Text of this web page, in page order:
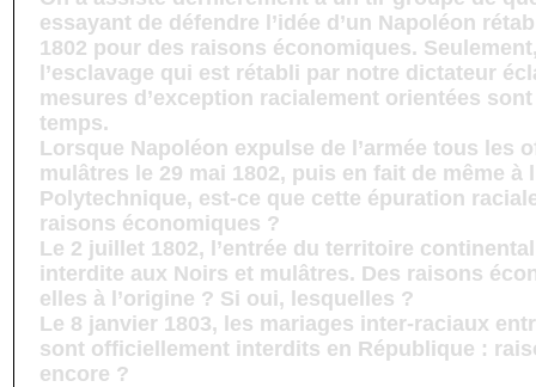
essayant de défendre l’idée d’un Napoléon
1802 pour des raisons économiques.
l’esclavage qui est rétabli par notre dictateur
mesures d’exception racialement orientées
temps.
Lorsque Napoléon expulse de l’armée tous les
mulâtres le 29 mai 1802, puis en fait de même à
Polytechnique, est-ce que cette épuration
raisons économiques ?
Le 2 juillet 1802, l’entrée du territoire
interdite aux Noirs et mulâtres. Des raisons
elles à l’origine ? Si oui, lesquelles ?
Le 8 janvier 1803, les mariages inter-raciaux
sont officiellement interdits en République :
encore ?